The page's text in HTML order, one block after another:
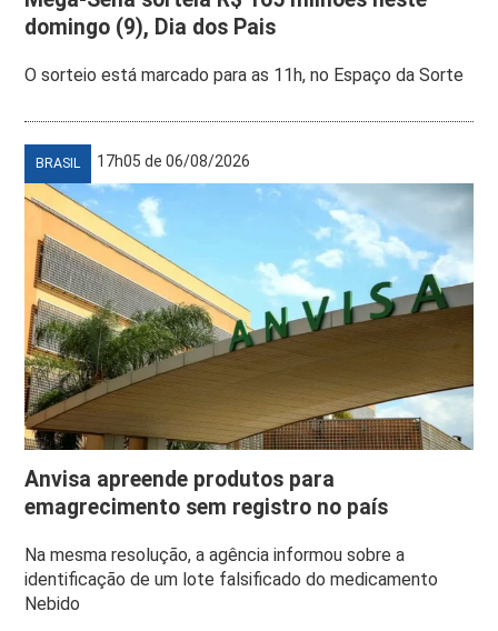
domingo (9), Dia dos Pais
O sorteio está marcado para as 11h, no Espaço da Sorte
BRASIL 17h05 de 06/08/2026
Anvisa apreende produtos para
emagrecimento sem registro no país
Na mesma resolução, a agência informou sobre a
identificação de um lote falsificado do medicamento
Nebido